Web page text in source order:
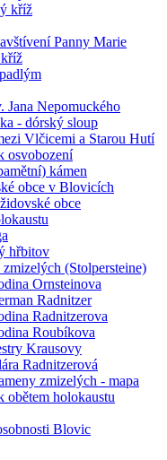
kříž
Panny Marie
Jana Nepomuckého
- dórský sloup
Vlčicemi a Starou Hutí
osvobození
kámen
obce v Blovicích
obce
hřbitov
(Stolpersteine)
Ornsteinova
Radnitzer
Radnitzerova
Roubíkova
Krausovy
Radnitzerová
zmizelých - mapa
obětem holokaustu
Blovic